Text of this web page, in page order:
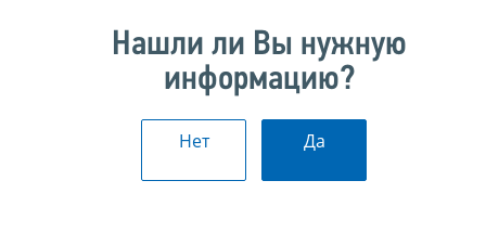
Нашли ли Вы нужную
информацию?
Нет Да